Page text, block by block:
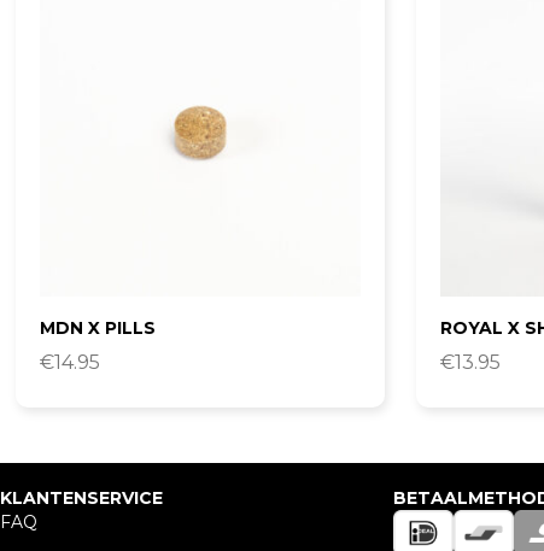
MDN X PILLS
€14.95
ROYAL X
€13.95
KLANTENSERVICE
FAQ